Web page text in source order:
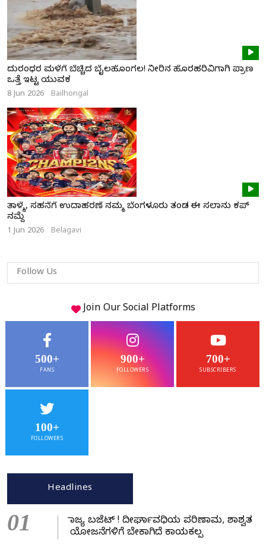
ದುರಂಧರ ಮಳೆಗೆ ಬೆಚ್ಚಿದ ಬೈಲಹೊಂಗಲ! ನೀರಿನ ಹೊರಹರಿವಿಗಾಗಿ ಪ್ರಾಣ
ಒತ್ತೆ ಇಟ್ಟ ಯುವಕ
8 Jun 2026 Bailhongal
ತಾಳ್ಮೆ, ಸಹನೆಗೆ ಉದಾಹರಣೆ ನಮ್ಮ ಬೆಂಗಳೂರು ತಂಡ ಈ ಸಲಾನು ಕಪ್
ನಮ್ದೆ
1 Jun 2026 Belagavi
Follow Us
Join Our Social Platforms
500+
FANS
900+
FOLLOWERS
700+
SUBSCRIBERS
100+
FOLLOWERS
Headlines
01
ರಾಜ್ಯ ಬಜೆಟ್ ! ದೀರ್ಘಾವಧಿಯ ಪರಿಣಾಮ, ಶಾಶ್ವತ
ಯೋಜನೆಗಳಿಗೆ ಬೇಕಾಗಿದೆ ಕಾಯಕಲ್ಪ